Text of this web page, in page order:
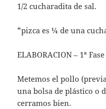
1/2 cucharadita de sal.
*pizca es ¼ de una
ELABORACION – 1ª Fase
Metemos el pollo
una bolsa de plástico o
cerramos bien.